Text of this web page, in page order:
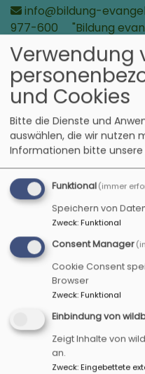
Direkt
zum
info@bildung-
977-600
"Bildung
und Aisch, Taubertalweg
o.d. Tauber
Bildung
in der Region zwischen Tauber
Startseite
Verwendung
und Cookies
Bitte die Dienste und
auswählen, die wir nutzen
Informationen bitte unsere
Funktional(immer
Speichern von
Zweck:Funktional
Consent Manager
Cookie Consent
Browser
Zweck:Funktional
Einbindung von
Zeigt Inhalte von
an.
Zweck:Eingebettete